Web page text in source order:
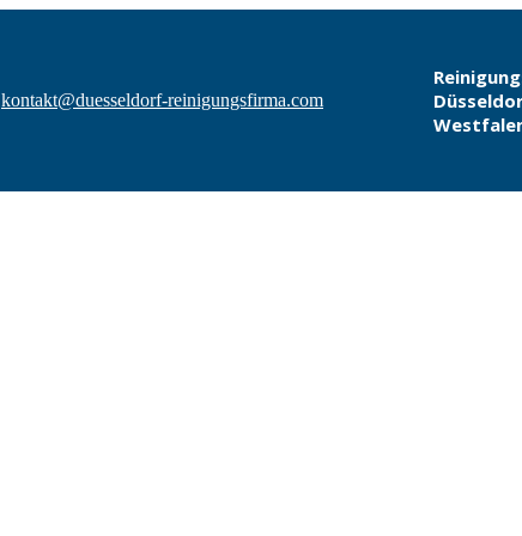
kontakt@duesseldorf-reinigungsfirma.com